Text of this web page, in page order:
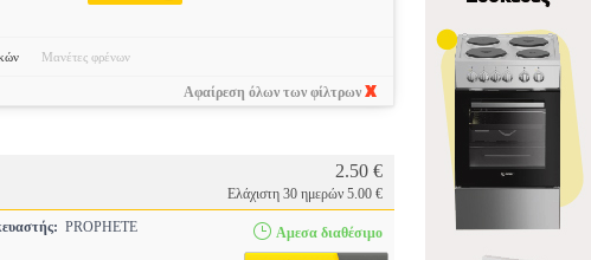
Μανέτες φρένων
Αφαίρεση όλων των φίλτρων
2.50 €
Ελάχιστη 30 ημερών 5.00 €
PROPHETE Αμεσα διαθέσιμο